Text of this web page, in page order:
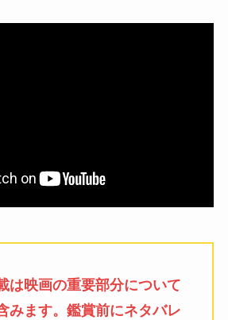
は映画の重要部分について
みます。鑑賞前にネタバレ